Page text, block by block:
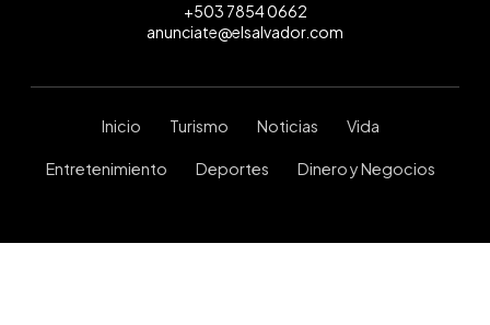
+503 7854 0662
anunciate@elsalvador.com
Inicio Turismo Noticias Vida
Entretenimiento Deportes Dinero y Negocios